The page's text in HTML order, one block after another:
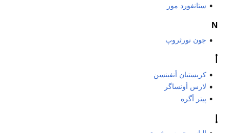
ستانفورد مور
N
جون نورثروپ
كريستيان أنفينسن
لارس أونساگر
پيتر أگره
إ